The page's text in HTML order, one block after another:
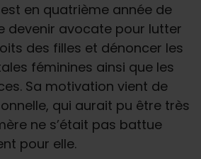
est en quatrième année de
devenir avocate pour lutter
des filles et dénoncer les
féminines ainsi que les
Sa motivation vient de
qui aurait pu être très
ne s’était pas battue
pour elle.